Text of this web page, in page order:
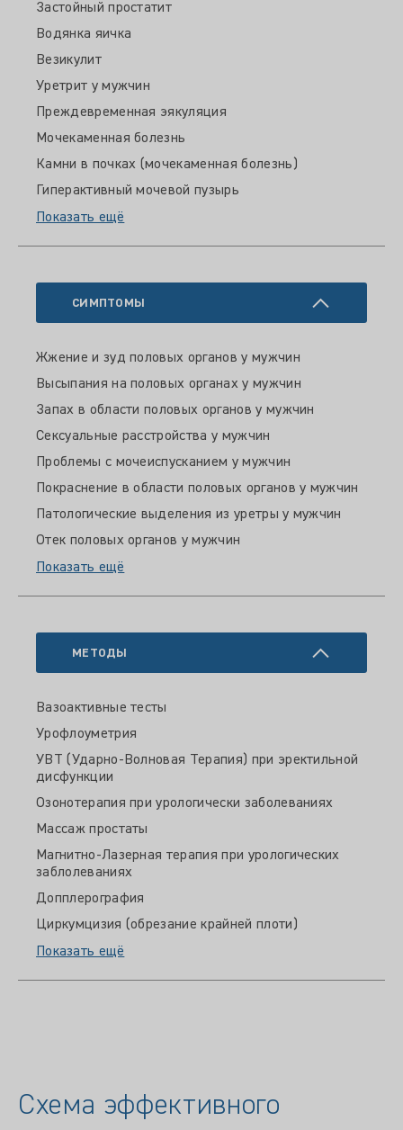
Застойный простатит
Водянка яичка
Везикулит
Уретрит у мужчин
Преждевременная эякуляция
Мочекаменная болезнь
Камни в почках (мочекаменная болезнь)
Гиперактивный мочевой пузырь
Показать ещё
СИМПТОМЫ
Жжение и зуд половых органов у мужчин
Высыпания на половых органах у мужчин
Запах в области половых органов у мужчин
Сексуальные расстройства у мужчин
Проблемы с мочеиспусканием у мужчин
Покраснение в области половых органов у мужчин
Патологические выделения из уретры у мужчин
Отек половых органов у мужчин
Показать ещё
МЕТОДЫ
Вазоактивные тесты
Урофлоуметрия
УВТ (Ударно-Волновая Терапия) при эректильной
дисфункции
Озонотерапия при урологически заболеваниях
Массаж простаты
Магнитно-Лазерная терапия при урологических
заблолеваниях
Допплерография
Циркумцизия (обрезание крайней плоти)
Показать ещё
Схема эффективного